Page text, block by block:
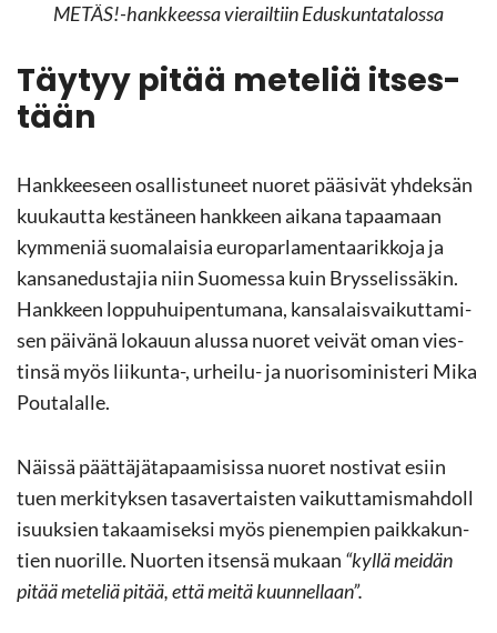
METÄS!-​hankkeessa vie­rail­tiin Edus­kun­ta­ta­los­sa
Täy­tyy pitää me­te­liä it­ses­
tään
Hank­kee­seen osal­lis­tu­neet nuo­ret pää­si­vät yh­dek­sän
kuu­kaut­ta kes­tä­neen hank­keen ai­ka­na ta­paa­maan
kym­me­niä suo­ma­lai­sia eu­ro­par­la­men­taa­rik­ko­ja ja
kan­san­edus­ta­jia niin Suo­mes­sa kuin Brys­se­lis­sä­kin.
Hank­keen lop­pu­hui­pen­tu­ma­na, kan­sa­lais­vai­kut­ta­mi­
sen päi­vä­nä lo­ka­uun alus­sa nuo­ret vei­vät oman vies­
tin­sä myös liikunta-​, urheilu-​ ja nuo­ri­so­mi­nis­te­ri Mika
Pou­ta­lal­le.
Näis­sä päät­tä­jä­ta­paa­mi­sis­sa nuo­ret nos­ti­vat esiin
tuen mer­ki­tyk­sen ta­sa­ver­tais­ten vai­kut­ta­mis­mah­dol­l
i­suuk­sien ta­kaa­mi­sek­si myös pie­nem­pien paik­ka­kun­
tien nuo­ril­le. Nuor­ten it­sen­sä mu­kaan “kyllä mei­dän
pitää me­te­liä pitää, että meitä kuun­nel­laan”.